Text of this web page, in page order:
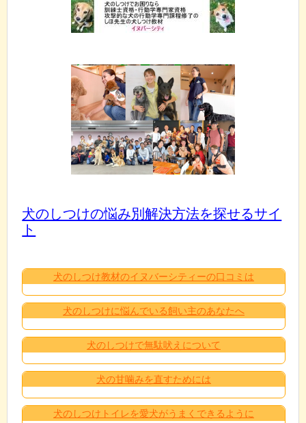
犬のしつけの悩み別解決方法を探せるサイ
ト
犬のしつけ教材のイヌバーシティーの口コミは
犬のしつけに悩んでいる飼い主のあなたへ
犬のしつけで無駄吠えについて
犬の甘噛みを直すためには
犬のしつけトイレを愛犬がうまくできるように